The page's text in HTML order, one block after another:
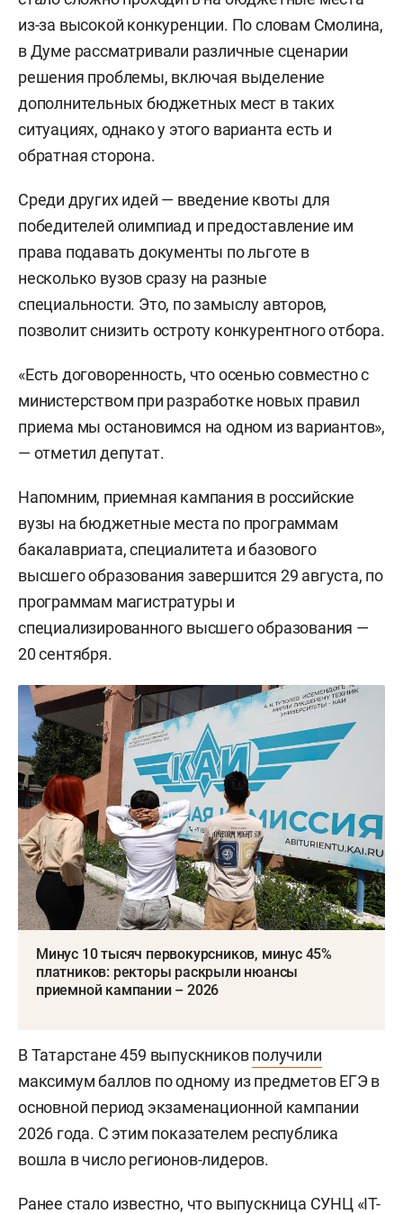
из-за высокой конкуренции. По словам Смолина,
в Думе рассматривали различные сценарии
решения проблемы, включая выделение
дополнительных бюджетных мест в таких
ситуациях, однако у этого варианта есть и
обратная сторона.
Среди других идей — введение квоты для
победителей олимпиад и предоставление им
права подавать документы по льготе в
несколько вузов сразу на разные
специальности. Это, по замыслу авторов,
позволит снизить остроту конкурентного отбора.
«Есть договоренность, что осенью совместно с
министерством при разработке новых правил
приема мы остановимся на одном из вариантов»,
— отметил депутат.
Напомним, приемная кампания в российские
вузы на бюджетные места по программам
бакалавриата, специалитета и базового
высшего образования завершится 29 августа, по
программам магистратуры и
специализированного высшего образования —
20 сентября.
Минус 10 тысяч первокурсников, минус 45%
платников: ректоры раскрыли нюансы
приемной кампании – 2026
В Татарстане 459 выпускниковполучили
максимум баллов по одному из предметов ЕГЭ в
основной период экзаменационной кампании
2026 года. С этим показателем республика
вошла в число регионов-лидеров.
Ранее стало известно, что выпускница СУНЦ «IT-